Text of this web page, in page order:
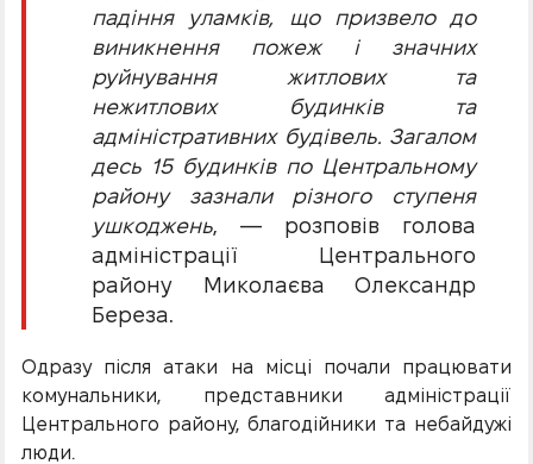
падіння уламків, що призвело до
виникнення пожеж і значних
руйнування житлових та
нежитлових будинків та
адміністративних будівель. Загалом
десь 15 будинків по Центральному
району зазнали різного ступеня
ушкоджень, — розповів голова
адміністрації Центрального
району Миколаєва Олександр
Береза.
Одразу після атаки на місці почали працювати
комунальники, представники адміністрації
Центрального району, благодійники та небайдужі
люди.